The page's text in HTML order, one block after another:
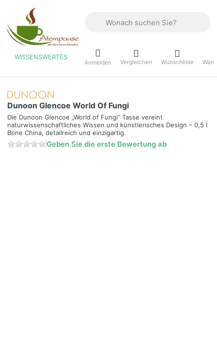
WISSENSWERTES
Anmelden Vergleichen Wunschliste
Dunoon Glencoe World Of Fungi
Die Dunoon Glencoe „World of Fungi“ Tasse vereint
naturwissenschaftliches Wissen und künstlerisches Design – 0,5 l
Bone China, detailreich und einzigartig.
Geben Sie die erste Bewertung ab